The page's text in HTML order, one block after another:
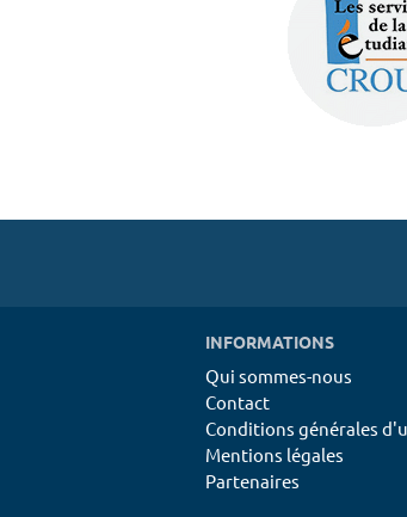
INFORMATIONS
Qui sommes-nous
Contact
Conditions générales
Mentions légales
Partenaires